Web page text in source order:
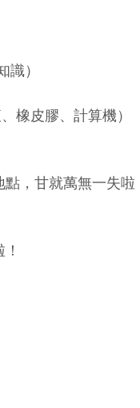
）
橡皮膠、計算機）
，甘就萬無一失啦